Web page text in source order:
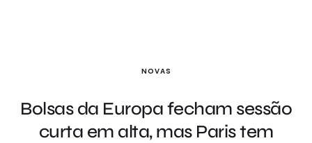
NOVAS
Bolsas da Europa fecham sessão
curta em alta, mas Paris tem